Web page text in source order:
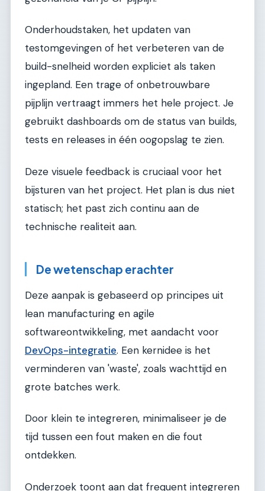
Onderhoudstaken, het updaten van
testomgevingen of het verbeteren van de
build-snelheid worden expliciet als taken
ingepland. Een trage of onbetrouwbare
pijplijn vertraagt immers het hele project. Je
gebruikt dashboards om de status van builds,
tests en releases in één oogopslag te zien.
Deze visuele feedback is cruciaal voor het
bijsturen van het project. Het plan is dus niet
statisch; het past zich continu aan de
technische realiteit aan.
De wetenschap erachter
Deze aanpak is gebaseerd op principes uit
lean manufacturing en agile
softwareontwikkeling, met aandacht voor
DevOps-integratie. Een kernidee is het
verminderen van 'waste', zoals wachttijd en
grote batches werk.
Door klein te integreren, minimaliseer je de
tijd tussen een fout maken en die fout
ontdekken.
Onderzoek toont aan dat frequent integreren